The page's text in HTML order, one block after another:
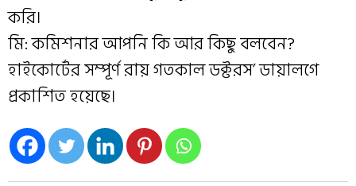
করি।
মি: কমিশনার আপনি কি আর কিছু বলবেন?
হাইকোর্টের সম্পূর্ণ রায় গতকাল ডক্টরস’ ডায়ালগে
প্রকাশিত হয়েছে।